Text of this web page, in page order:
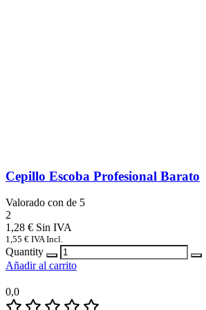
Cepillo Escoba Profesional Barato
Valorado con de 5
2
1,28 €
1,55 € IVA Incl.
Quantity
Añadir al carrito
0,0